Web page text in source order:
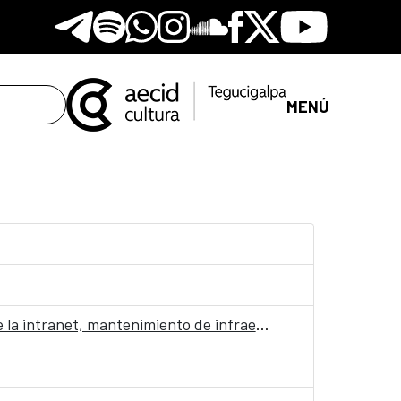
Telegram
SpotifyWhatsapp
Instagram
Soundclore
Facebook
X Youtube
MENÚ
Convocatoria para presentar propuestas de servicios de asesoramiento en información y desarrollo de la intranet, mantenimiento de infraestructura tecnológica, equipos, plataformas y redes del Centro Cultural de España en Honduras